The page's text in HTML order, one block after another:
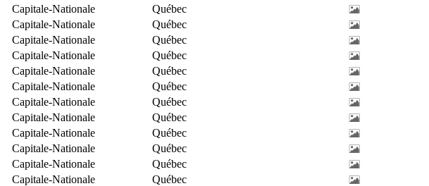
Capitale-Nationale
Québec
Capitale-Nationale
Québec
Capitale-Nationale
Québec
Capitale-Nationale
Québec
Capitale-Nationale
Québec
Capitale-Nationale
Québec
Capitale-Nationale
Québec
Capitale-Nationale
Québec
Capitale-Nationale
Québec
Capitale-Nationale
Québec
Capitale-Nationale
Québec
Capitale-Nationale
Québec